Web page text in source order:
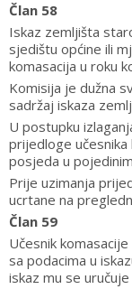
Član 58
Iskaz zemljišta
sjedištu općine ili
komasacija u roku
Komisija je dužna
sadržaj iskaza
U postupku
prijedloge učesnika
posjeda u
Prije uzimanja
ucrtane na
Član 59
Učesnik
sa podacima u
iskaz mu se